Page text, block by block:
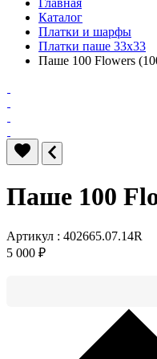
Главная
Каталог
Платки и шарфы
Платки паше 33x33
Паше 100 Flowers
Паше 100
Артикул : 402665.07.14R
5 000 ₽